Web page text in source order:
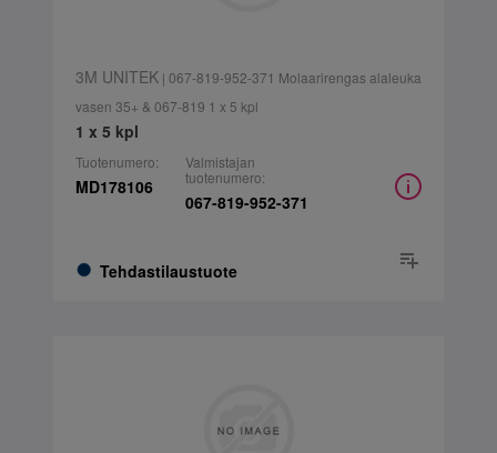
3M UNITEK| 067-819-952-371 Molaarirengas alaleuka
vasen 35+ & 067-819 1 x 5 kpl
1 x 5 kpl
Tuotenumero:
MD178106
Tehdastilaustuote
Valmistajan
tuotenumero:
067-819-952-371